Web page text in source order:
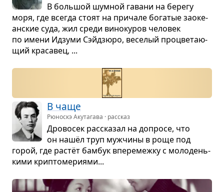
В боль­шой шум­ной гавани на берегу
моря, где все­гда стоят на при­чале бога­тые заоке­
ан­ские суда, жил среди вино­ку­ров чело­век
по имени Идзуми Сэйдзюро, весе­лый про­цве­та­ю­
щий кра­са­вец, ...
В чаще
Рюноскэ Акутагава · рассказ
Дро­во­сек рас­ска­зал на допросе, что
он нашёл труп муж­чины в роще под
горой, где растёт бам­бук впе­ре­межку с моло­день­
кими крип­то­ме­ри­ями...